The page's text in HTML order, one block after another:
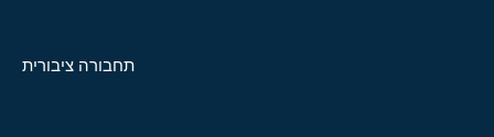
תחבורה ציבורית